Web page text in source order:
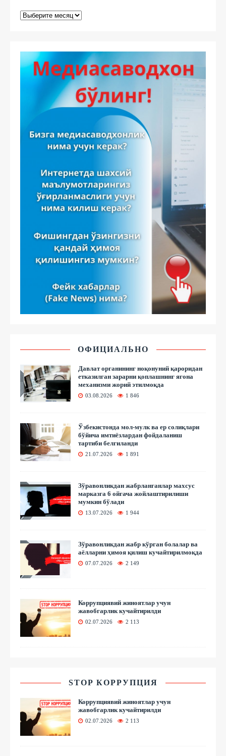
ОФИЦИАЛЬНО
Давлат органининг ноқонуний қароридан
етказилган зарарни қоплашнинг ягона
механизми жорий этилмоқда
03.08.2026 1 846
Ўзбекистонда мол-мулк ва ер солиқлари
бўйича имтиёзлардан фойдаланиш
тартиби белгиланди
21.07.2026 1 891
Зўравонликдан жабрланганлар махсус
марказга 6 ойгача жойлаштирилиши
мумкин бўлади
13.07.2026 1 944
Зўравонликдан жабр кўрган болалар ва
аёлларни ҳимоя қилиш кучайтирилмоқда
07.07.2026 2 149
Коррупциявий жиноятлар учун
жавобгарлик кучайтирилди
02.07.2026 2 113
STOP КОРРУПЦИЯ
Коррупциявий жиноятлар учун
жавобгарлик кучайтирилди
02.07.2026 2 113